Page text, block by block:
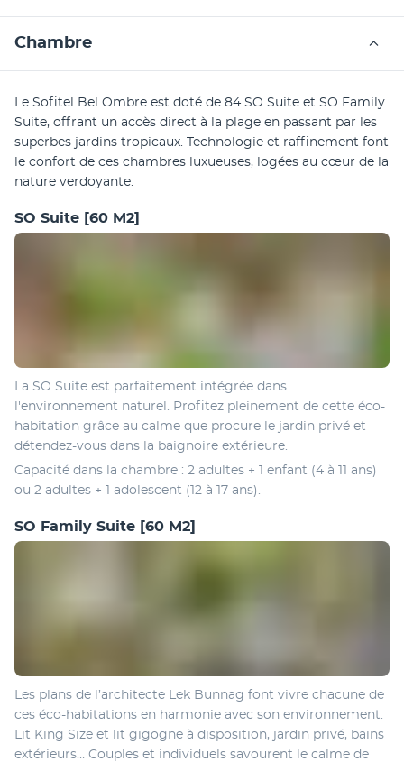
Chambre
Le Sofitel Bel Ombre est doté de 84 SO Suite et SO Family
Suite, offrant un accès direct à la plage en passant par les
superbes jardins tropicaux. Technologie et raffinement font
le confort de ces chambres luxueuses, logées au cœur de la
nature verdoyante.
SO Suite [60 M2]
La SO Suite est parfaitement intégrée dans
l'environnement naturel. Profitez pleinement de cette éco-
habitation grâce au calme que procure le jardin privé et
détendez-vous dans la baignoire extérieure.
Capacité dans la chambre : 2 adultes + 1 enfant (4 à 11 ans)
ou 2 adultes + 1 adolescent (12 à 17 ans).
SO Family Suite [60 M2]
Les plans de l’architecte Lek Bunnag font vivre chacune de
ces éco-habitations en harmonie avec son environnement.
Lit King Size et lit gigogne à disposition, jardin privé, bains
extérieurs… Couples et individuels savourent le calme de